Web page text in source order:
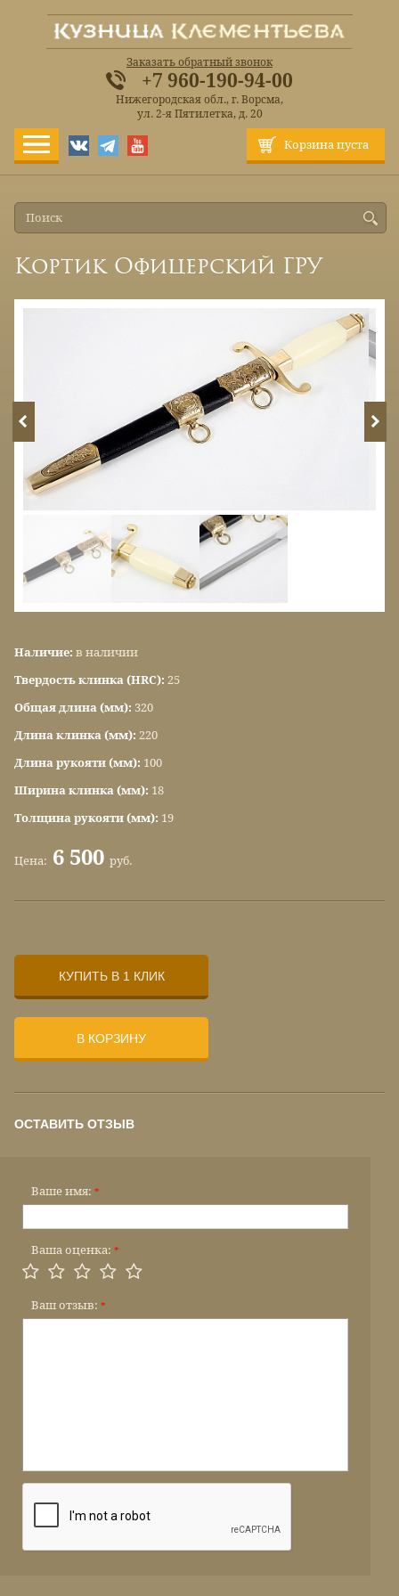
Корзина пуста
Заказать обратный звонок
+7 960-190-94-00
Нижегородская обл., г. Ворсма,
ул. 2-я Пятилетка, д. 20
Кортик Офицерский ГРУ
Наличие: в наличии
Твердость клинка (HRC): 25
Общая длина (мм): 320
Длина клинка (мм): 220
Длина рукояти (мм): 100
Ширина клинка (мм): 18
Толщина рукояти (мм): 19
Цена: 6 500 руб.
КУПИТЬ В 1 КЛИК
В КОРЗИНУ
ОСТАВИТЬ ОТЗЫВ
Ваше имя: *
Ваша оценка: *
Ваш отзыв: *